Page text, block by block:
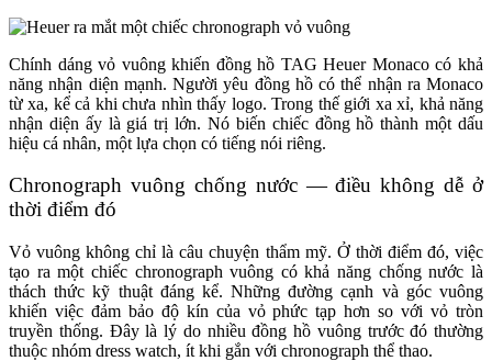
Chính dáng vỏ vuông khiến đồng hồ TAG Heuer Monaco có khả
năng nhận diện mạnh. Người yêu đồng hồ có thể nhận ra Monaco
từ xa, kể cả khi chưa nhìn thấy logo. Trong thế giới xa xỉ, khả năng
nhận diện ấy là giá trị lớn. Nó biến chiếc đồng hồ thành một dấu
hiệu cá nhân, một lựa chọn có tiếng nói riêng.
Chronograph vuông chống nước — điều không dễ ở
thời điểm đó
Vỏ vuông không chỉ là câu chuyện thẩm mỹ. Ở thời điểm đó, việc
tạo ra một chiếc chronograph vuông có khả năng chống nước là
thách thức kỹ thuật đáng kể. Những đường cạnh và góc vuông
khiến việc đảm bảo độ kín của vỏ phức tạp hơn so với vỏ tròn
truyền thống. Đây là lý do nhiều đồng hồ vuông trước đó thường
thuộc nhóm dress watch, ít khi gắn với chronograph thể thao.